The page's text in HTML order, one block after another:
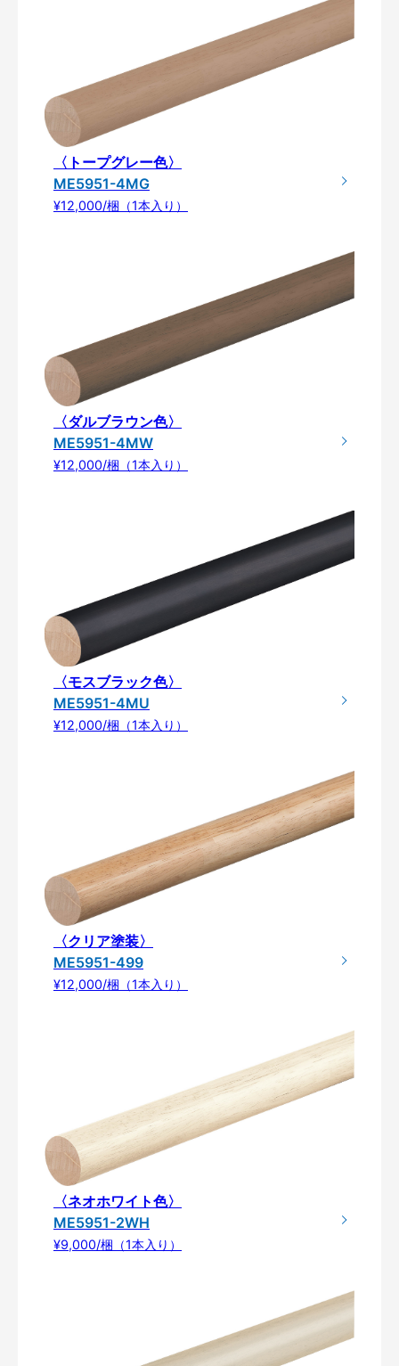
〈トープグレー色〉
ME5951-4MG
¥12,000/梱（1本入り）
〈ダルブラウン色〉
ME5951-4MW
¥12,000/梱（1本入り）
〈モスブラック色〉
ME5951-4MU
¥12,000/梱（1本入り）
〈クリア塗装〉
ME5951-499
¥12,000/梱（1本入り）
〈ネオホワイト色〉
ME5951-2WH
¥9,000/梱（1本入り）